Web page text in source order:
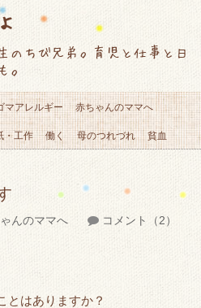
のちび兄弟。育児と仕事と日
。
マアレルギー 赤ちゃんのママへ
・工作 働く 母のつれづれ 貧血
んのママへ コメント（2）
とはありますか？